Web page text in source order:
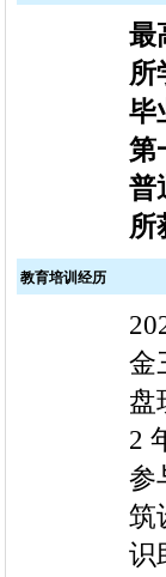
最
所
毕
第
普
所
教育培训经历
金
盘
2
参
筑
识